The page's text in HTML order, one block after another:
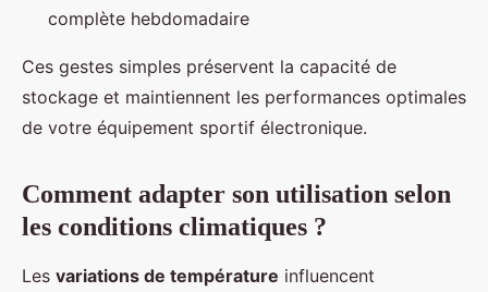
complète hebdomadaire
Ces gestes simples préservent la capacité de
stockage et maintiennent les performances optimales
de votre équipement sportif électronique.
Comment adapter son utilisation selon
les conditions climatiques ?
Les variations de température influencent